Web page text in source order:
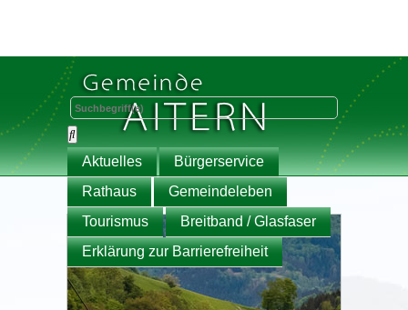
Aktuelles
Bürgerservice
Rathaus
Gemeindeleben
Tourismus
Breitband / Glasfaser
Erklärung zur Barrierefreiheit